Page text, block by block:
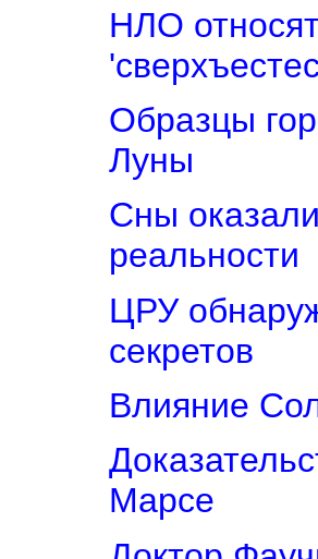
НЛО
Образцы
Луны
Сны
реальности
ЦРУ
секретов
Влияние
Марсе